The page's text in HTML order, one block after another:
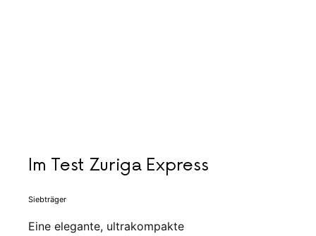
Im Test Zuriga Express
Siebträger
Eine elegante, ultrakompakte